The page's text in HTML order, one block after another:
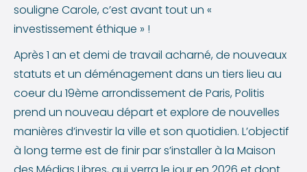
souligne Carole, c’est avant tout un «
investissement éthique » !
Après 1 an et demi de travail acharné, de nouveaux
statuts et un déménagement dans un tiers lieu au
coeur du 19ème arrondissement de Paris, Politis
prend un nouveau départ et explore de nouvelles
manières d’investir la ville et son quotidien. L’objectif
à long terme est de finir par s’installer à la Maison